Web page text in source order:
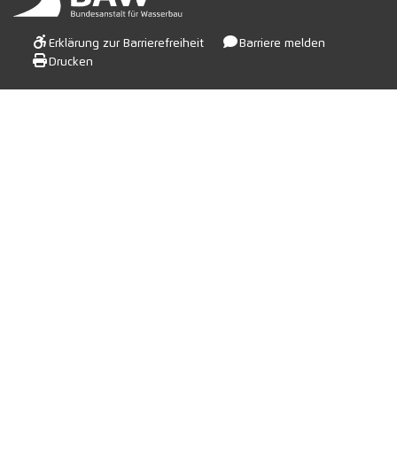
Erklärung zur Barrierefreiheit
Barriere melden
Drucken